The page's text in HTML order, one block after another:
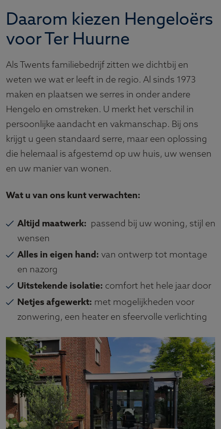
Daarom kiezen Hengeloërs
voor Ter Huurne
Als Twents familiebedrijf zitten we dichtbij en
weten we wat er leeft in de regio. Al sinds 1973
maken en plaatsen we serres in onder andere
Hengelo en omstreken. U merkt het verschil in
persoonlijke aandacht en vakmanschap. Bij ons
krijgt u geen standaard serre, maar een oplossing
die helemaal is afgestemd op uw huis, uw wensen
en uw manier van wonen.
Wat u van ons kunt verwachten:
Altijd maatwerk: passend bij uw woning, stijl en
wensen
Alles in eigen hand: van ontwerp tot montage
en nazorg
Uitstekende isolatie: comfort het hele jaar door
Netjes afgewerkt: met mogelijkheden voor
zonwering, een heater en sfeervolle verlichting